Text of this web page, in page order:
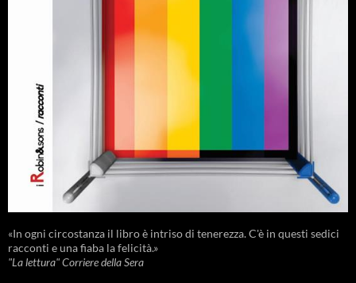
«In ogni circostanza il libro è intriso di tenerezza. C'è in questi sedici
racconti e una fiaba la felicità.»
"La lettura" Corriere della Sera